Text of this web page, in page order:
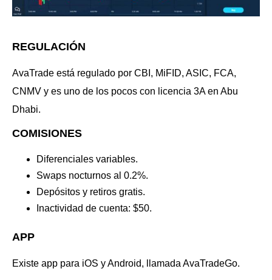
REGULACIÓN
AvaTrade está regulado por CBI, MiFID, ASIC, FCA,
CNMV y es uno de los pocos con licencia 3A en Abu
Dhabi.
COMISIONES
Diferenciales variables.
Swaps nocturnos al 0.2%.
Depósitos y retiros gratis.
Inactividad de cuenta: $50.
APP
Existe app para iOS y Android, llamada AvaTradeGo.